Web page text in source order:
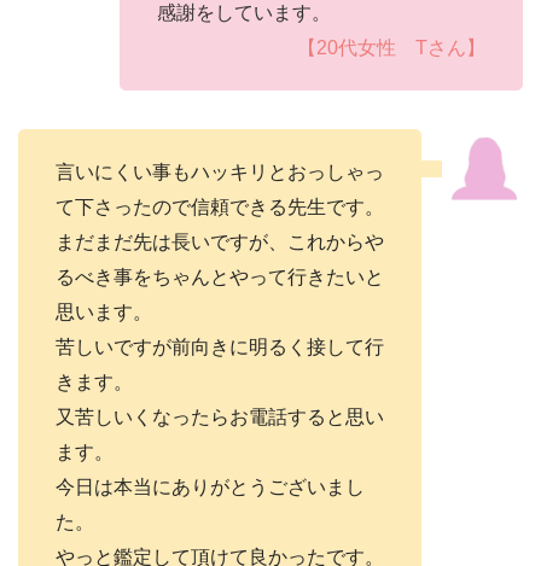
感謝をしています。
【20代女性 Tさん】
言いにくい事もハッキリとおっしゃっ
て下さったので信頼できる先生です。
まだまだ先は長いですが、これからや
るべき事をちゃんとやって行きたいと
思います。
苦しいですが前向きに明るく接して行
きます。
又苦しいくなったらお電話すると思い
ます。
今日は本当にありがとうございまし
た。
やっと鑑定して頂けて良かったです。